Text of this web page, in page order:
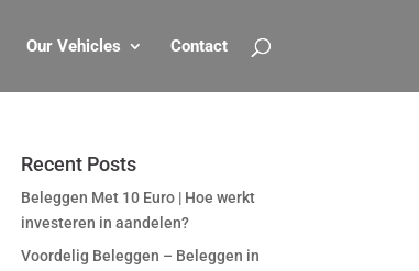
Our Vehicles Contact
Recent Posts
Beleggen Met 10 Euro | Hoe werkt
investeren in aandelen?
Voordelig Beleggen – Beleggen in